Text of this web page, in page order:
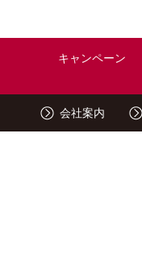
キャンペーン
会社案内